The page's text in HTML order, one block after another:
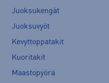
Juoksukengät
Juoksuvyöt
Kevyttoppatakit
Kuoritakit
Maastopyörä